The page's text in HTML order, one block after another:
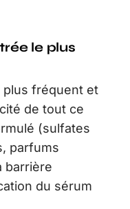
le plus
plus fréquent et
de tout ce
(sulfates
parfums
barrière
du sérum